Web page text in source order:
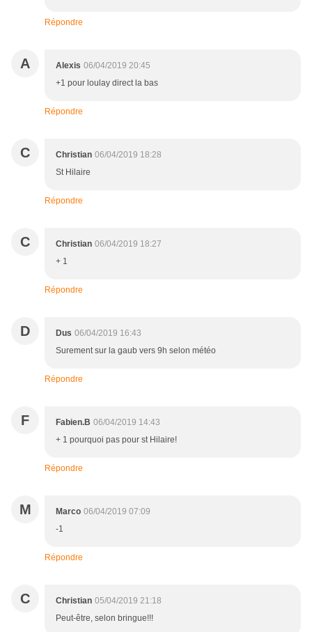
Répondre
A Alexis 06/04/2019 20:45
+1 pour loulay direct la bas
Répondre
C Christian 06/04/2019 18:28
St Hilaire
Répondre
C Christian 06/04/2019 18:27
+ 1
Répondre
D Dus 06/04/2019 16:43
Surement sur la gaub vers 9h selon météo
Répondre
F Fabien.B 06/04/2019 14:43
+ 1 pourquoi pas pour st Hilaire!
Répondre
M Marco 06/04/2019 07:09
-1
Répondre
C Christian 05/04/2019 21:18
Peut-être, selon bringue!!!